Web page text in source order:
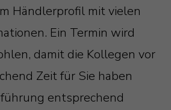
Händlerprofil mit vielen
Ein Termin wird
damit die Kollegen vor
Zeit für Sie haben
entsprechend